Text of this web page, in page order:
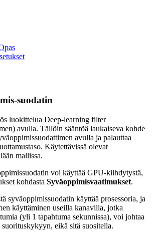
suodatin
luokittelua Deep-learning filter
avulla. Tällöin sääntöä laukaiseva kohde
avulla ja palauttaa
Käytettävissä olevat
mallissa.
voi käyttää GPU-kiihdytystä,
kohdasta Syväoppimisvaatimukset.
syväoppimissuodatin käyttää prosessoria, ja
käyttäminen useilla kanavilla, jotka
(yli 1 tapahtuma sekunnissa), voi johtaa
eikä sitä suositella.